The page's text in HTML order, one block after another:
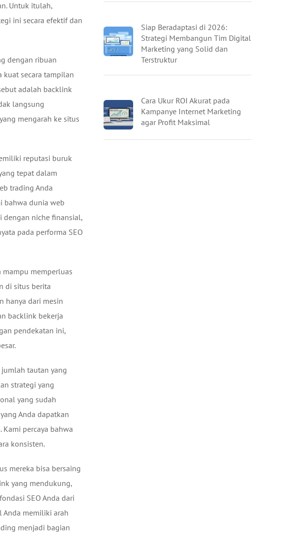
Untuk itulah,
ini secara efektif dan
dengan ribuan
secara tampilan
adalah backlink
langsung
mengarah ke situs
reputasi buruk
tepat dalam
trading Anda
bahwa dunia web
dengan niche finansial,
pada performa SEO
memperluas
di situs berita
hanya dari mesin
backlink bekerja
pendekatan ini,
tautan yang
strategi yang
yang sudah
Anda dapatkan
percaya bahwa
konsisten.
mereka bisa bersaing
yang mendukung,
SEO Anda dari
Anda memiliki arah
menjadi bagian
Siap Beradaptasi di 2026:
Strategi Membangun Tim Digital
Marketing yang Solid dan
Terstruktur
Cara Ukur ROI Akurat pada
Kampanye Internet Marketing
agar Profit Maksimal